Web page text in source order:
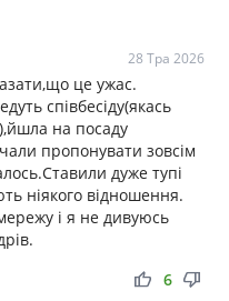
28 Тра 2026
це ужас.
співбесіду(якась
на посаду
пропонувати зовсім
дуже тупі
ніякого відношення.
і я не дивуюсь
thumb_up thumb_down
6